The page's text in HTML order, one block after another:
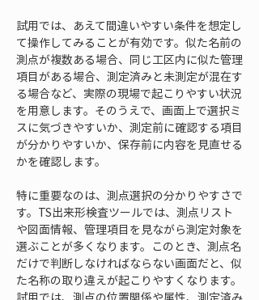
試用では、あえて間違いやすい条件を想定し
て操作してみることが有効です。似た名前の
測点が複数ある場合、同じ工区内に似た管理
項目がある場合、測定済みと未測定が混在す
る場合など、実際の現場で起こりやすい状況
を用意します。そのうえで、画面上で選択ミ
スに気づきやすいか、測定前に確認する項目
が分かりやすいか、保存前に内容を見直せる
かを確認します。
特に重要なのは、測点選択の分かりやすさで
す。TS出来形検査ツールでは、測点リスト
や図面情報、管理項目を見ながら測定対象を
選ぶことが多くなります。このとき、測点名
だけで判断しなければならない画面だと、似
た名称の取り違えが起こりやすくなります。
試用では、測点の位置関係や属性、測定済み